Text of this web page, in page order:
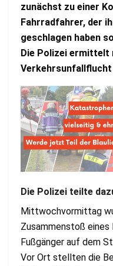
zunächst zu einer
Fahrradfahrer, der
geschlagen haben
Die Polizei ermittelt
Die Polizei teilte
Mittwochvormittag
Zusammenstoß eines
Fußgänger auf dem
Vor Ort stellten die